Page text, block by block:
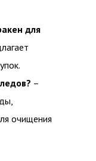
для
–
очищения